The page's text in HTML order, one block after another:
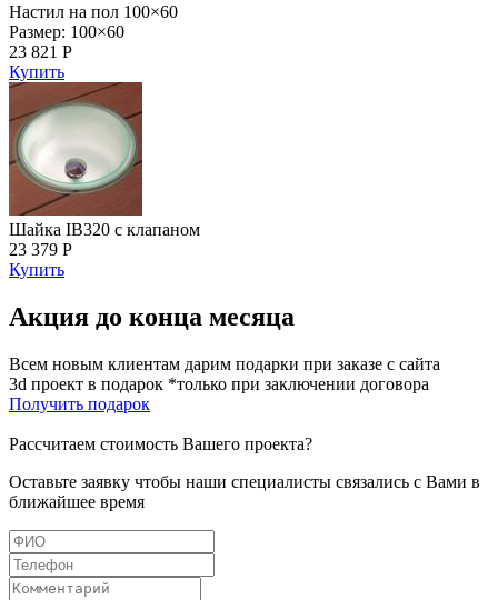
Настил на пол 100×60
Размер: 100×60
23 821 Р
Купить
Шайка IB320 с клапаном
23 379 Р
Купить
Акция до конца месяца
Всем новым клиентам дарим подарки при заказе с сайта
3d проект в подарок *только при заключении договора
Получить подарок
Рассчитаем стоимость Вашего проекта?
Оставьте заявку чтобы наши специалисты связались с Вами в
ближайшее время